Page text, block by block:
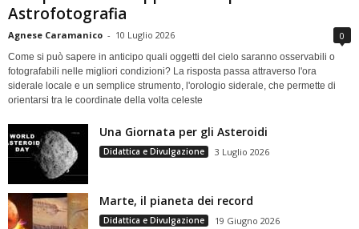
Astrofotografia
Agnese Caramanico - 10 Luglio 2026 0
Come si può sapere in anticipo quali oggetti del cielo saranno osservabili o
fotografabili nelle migliori condizioni? La risposta passa attraverso l'ora
siderale locale e un semplice strumento, l'orologio siderale, che permette di
orientarsi tra le coordinate della volta celeste
Una Giornata per gli Asteroidi
Didattica e Divulgazione 3 Luglio 2026
Marte, il pianeta dei record
Didattica e Divulgazione 19 Giugno 2026